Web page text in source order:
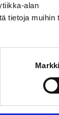
alan
tietoja muihin
ja